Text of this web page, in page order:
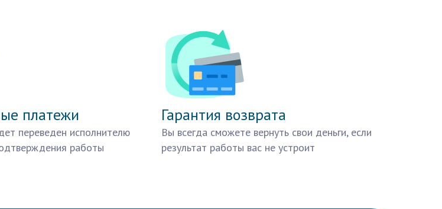
платежи
переведен исполнителю
работы
Гарантия возврата
Вы всегда сможете вернуть свои деньги, если
результат работы вас не устроит